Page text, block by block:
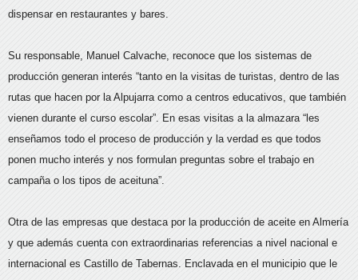
dispensar en restaurantes y bares.
Su responsable, Manuel Calvache, reconoce que los sistemas de
producción generan interés “tanto en la visitas de turistas, dentro de las
rutas que hacen por la Alpujarra como a centros educativos, que también
vienen durante el curso escolar”. En esas visitas a la almazara “les
enseñamos todo el proceso de producción y la verdad es que todos
ponen mucho interés y nos formulan preguntas sobre el trabajo en
campaña o los tipos de aceituna”.
Otra de las empresas que destaca por la producción de aceite en Almería
y que además cuenta con extraordinarias referencias a nivel nacional e
internacional es Castillo de Tabernas. Enclavada en el municipio que le